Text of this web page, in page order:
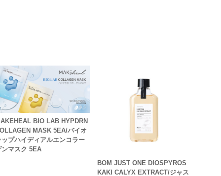
BIO LAB HYPDRN
MASK 5EA/バイオ
ップハイディアルエンコラー
ンマスク 5EA
BOM JUST ONE DIOSPYROS
KAKI CALYX EXTRACT/ジャス